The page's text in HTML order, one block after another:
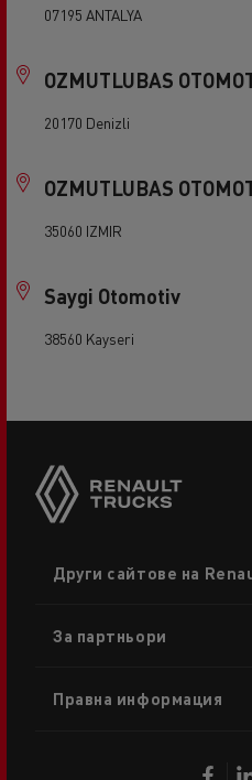
07195 ANTALYA
OZMUTLUBAS
20170 Denizli
OZMUTLUBAS
35060 IZMIR
Saygi Otomotiv
38560 Kayseri
menu
Други сайтове на
За партньори
Правна информация